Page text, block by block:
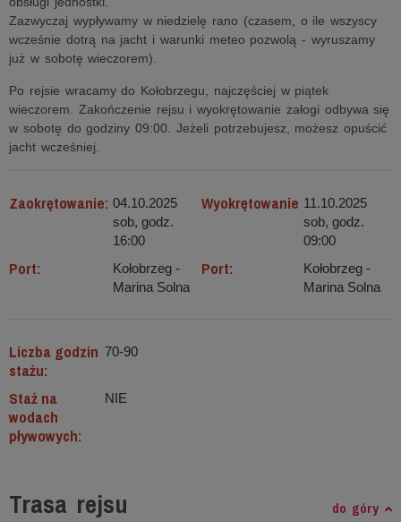
Zazwyczaj wypływamy w niedzielę rano (czasem, o ile wszyscy
wcześnie dotrą na jacht i warunki meteo pozwolą - wyruszamy
już w sobotę wieczorem).
Po rejsie wracamy do Kołobrzegu, najczęściej w piątek
wieczorem. Zakończenie rejsu i wyokrętowanie załogi odbywa się
w sobotę do godziny 09:00. Jeżeli potrzebujesz, możesz opuścić
jacht wcześniej.
Zaokrętowanie: 04.10.2025
sob, godz.
16:00
Wyokrętowanie 11.10.2025
sob, godz.
09:00
Port:
Kołobrzeg -
Marina Solna
Port:
Kołobrzeg -
Marina Solna
Liczba godzin
stażu:
70-90
Staż na
wodach
pływowych:
NIE
Trasa rejsu do góry